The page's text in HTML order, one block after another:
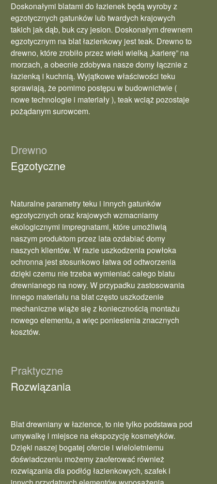
Doskonałymi blatami do łazienek będą wyroby z
egzotycznych gatunków lub twardych krajowych
takich jak dąb, buk czy jesion. Doskonałym drewnem
egzotycznym na blat łazienkowy jest teak. Drewno to
drewno, które zrobiło przez wieki wielką „karierę” na
morzach, a obecnie zdobywa nasze domy łącznie z
łazienką i kuchnią. Wyjątkowe właściwości teku
sprawiają, że pomimo postępu w budownictwie (
nowe technologie i materiały ), teak wciąż pozostaje
pożądanym surowcem.
Drewno
Egzotyczne
Naturalne parametry teku i innych gatunków
egzotycznych oraz krajowych wzmacniamy
ekologicznymi impregnatami, które umożliwią
naszym produktom przez lata ozdabiać domy
naszych klientów. W razie uszkodzenia powłoka
ochronna jest stosunkowo łatwa od odtworzenia
dzięki czemu nie trzeba wymieniać całego blatu
drewnianego na nowy. W przypadku zastosowania
innego materiału na blat często uszkodzenie
mechaniczne wiąże się z koniecznością montażu
nowego elementu, a więc poniesienia znacznych
kosztów.
Praktyczne
Rozwiązania
Blat drewniany w łazience, to nie tylko podstawa pod
umywalkę i miejsce na ekspozycję kosmetyków.
Dzięki naszej bogatej ofercie i wieloletniemu
doświadczeniu możemy zaoferować również
rozwiązania dla podłóg łazienkowych, szafek i